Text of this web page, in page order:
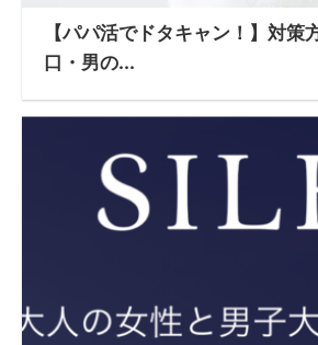
【パパ活でドタキャン！】対策
口・男の...